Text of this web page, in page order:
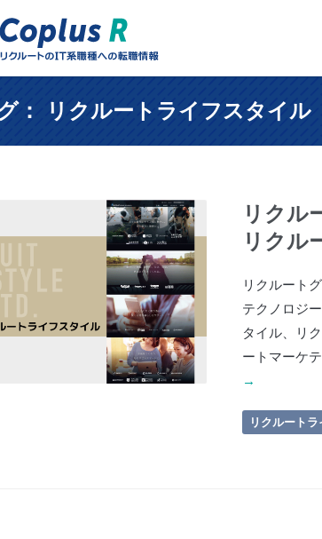
： リクルートライフスタイル
リクル
リクル
リクルート
テクノロジ
タイル、リ
ートマーケ
→
リクルート